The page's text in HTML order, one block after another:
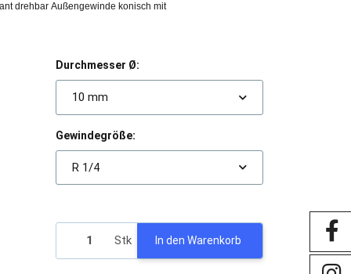
drehbar Außengewinde konisch mit
Durchmesser Ø:
10 mm
Gewindegröße:
R 1/4
Stk In den Warenkorb